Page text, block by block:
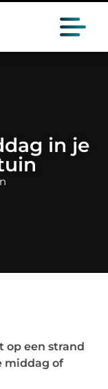
in je
op een strand
middag of